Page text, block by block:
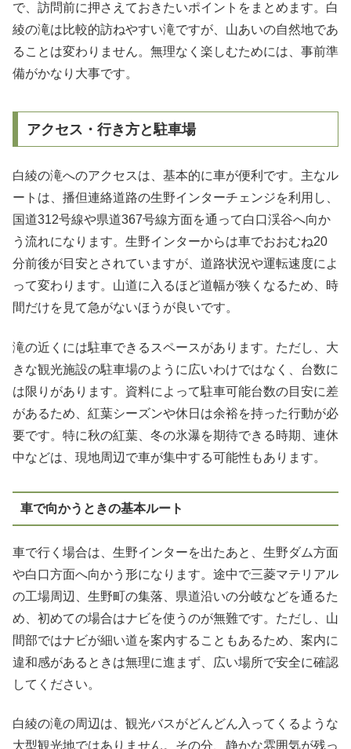
で、訪問前に押さえておきたいポイントをまとめます。白
綾の滝は比較的訪ねやすい滝ですが、山あいの自然地であ
ることは変わりません。無理なく楽しむためには、事前準
備がかなり大事です。
アクセス・行き方と駐車場
白綾の滝へのアクセスは、基本的に車が便利です。主なル
ートは、播但連絡道路の生野インターチェンジを利用し、
国道312号線や県道367号線方面を通って白口渓谷へ向か
う流れになります。生野インターからは車でおおむね20
分前後が目安とされていますが、道路状況や運転速度によ
って変わります。山道に入るほど道幅が狭くなるため、時
間だけを見て急がないほうが良いです。
滝の近くには駐車できるスペースがあります。ただし、大
きな観光施設の駐車場のように広いわけではなく、台数に
は限りがあります。資料によって駐車可能台数の目安に差
があるため、紅葉シーズンや休日は余裕を持った行動が必
要です。特に秋の紅葉、冬の氷瀑を期待できる時期、連休
中などは、現地周辺で車が集中する可能性もあります。
車で向かうときの基本ルート
車で行く場合は、生野インターを出たあと、生野ダム方面
や白口方面へ向かう形になります。途中で三菱マテリアル
の工場周辺、生野町の集落、県道沿いの分岐などを通るた
め、初めての場合はナビを使うのが無難です。ただし、山
間部ではナビが細い道を案内することもあるため、案内に
違和感があるときは無理に進まず、広い場所で安全に確認
してください。
白綾の滝の周辺は、観光バスがどんどん入ってくるような
大型観光地ではありません。その分、静かな雰囲気が残っ